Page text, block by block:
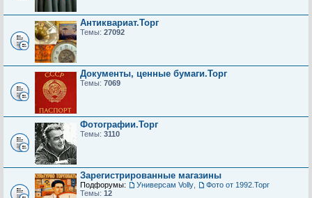
Антиквариат.Торг
Темы: 27092
Документы, ценные бумаги.Торг
Темы: 7069
Фотографии.Торг
Темы: 3110
Зарегистрированные магазины
Подфорумы: Универсам Volly
Фото от 1992.Торг
Темы: 12